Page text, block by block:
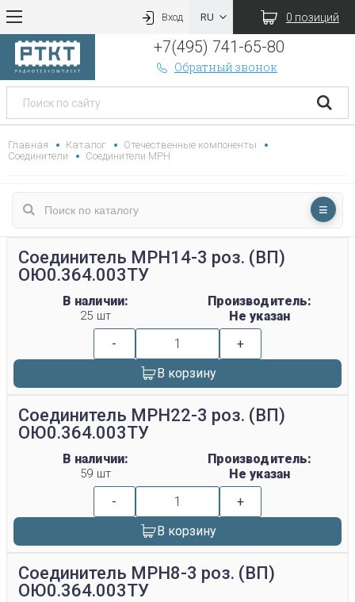
Вход 0 позиций
+7(495) 741-65-80
Обратный звонок
Главная Каталог
Отечественные компоненты
Соединители
Соединители МРН
Соединитель МРН14-3 роз. (ВП)
ОЮ0.364.003ТУ
В наличии:
25 шт
Производитель:
Не указан
-
+
В корзину
Соединитель МРН22-3 роз. (ВП)
ОЮ0.364.003ТУ
В наличии:
59 шт
Производитель:
Не указан
-
+
В корзину
Соединитель МРН8-3 роз. (ВП)
ОЮ0.364.003ТУ